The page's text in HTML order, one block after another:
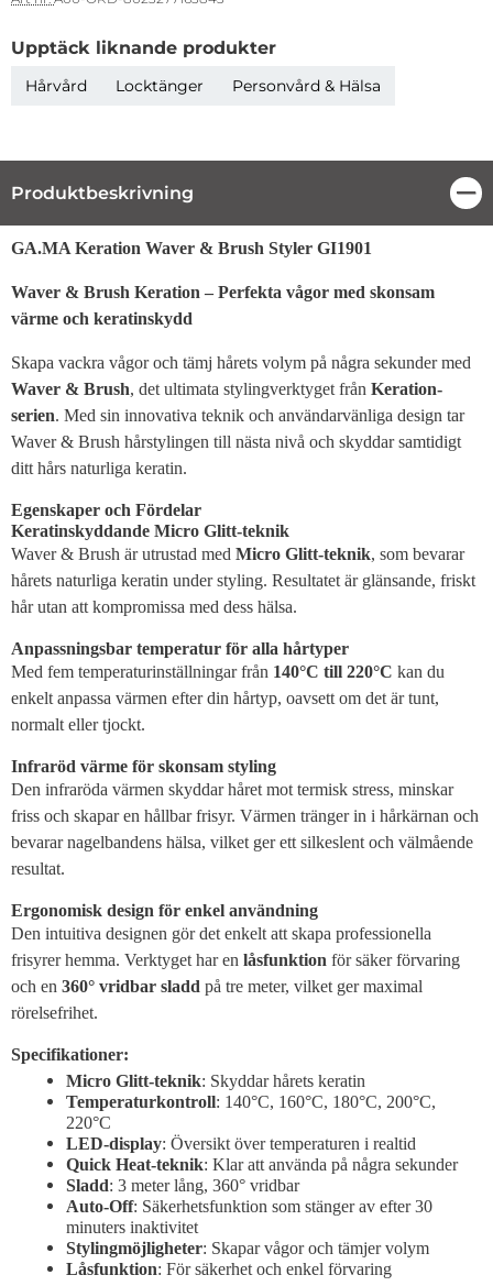
Upptäck liknande produkter
Hårvård Locktänger Personvård & Hälsa
Produktbeskrivning
Produktbeskrivning
GA.MA Keration Waver & Brush Styler GI1901
Waver & Brush Keration – Perfekta vågor med skonsam
värme och keratinskydd
Skapa vackra vågor och tämj hårets volym på några sekunder med
Waver & Brush, det ultimata stylingverktyget från Keration-
serien. Med sin innovativa teknik och användarvänliga design tar
Waver & Brush hårstylingen till nästa nivå och skyddar samtidigt
ditt hårs naturliga keratin.
Egenskaper och Fördelar
Keratinskyddande Micro Glitt-teknik
Waver & Brush är utrustad med Micro Glitt-teknik, som bevarar
hårets naturliga keratin under styling. Resultatet är glänsande, friskt
hår utan att kompromissa med dess hälsa.
Anpassningsbar temperatur för alla hårtyper
Med fem temperaturinställningar från 140°C till 220°C kan du
enkelt anpassa värmen efter din hårtyp, oavsett om det är tunt,
normalt eller tjockt.
Infraröd värme för skonsam styling
Den infraröda värmen skyddar håret mot termisk stress, minskar
friss och skapar en hållbar frisyr. Värmen tränger in i hårkärnan och
bevarar nagelbandens hälsa, vilket ger ett silkeslent och välmående
resultat.
Ergonomisk design för enkel användning
Den intuitiva designen gör det enkelt att skapa professionella
frisyrer hemma. Verktyget har en låsfunktion för säker förvaring
och en 360° vridbar sladd på tre meter, vilket ger maximal
rörelsefrihet.
Specifikationer:
Micro Glitt-teknik: Skyddar hårets keratin
Temperaturkontroll: 140°C, 160°C, 180°C, 200°C,
220°C
LED-display: Översikt över temperaturen i realtid
Quick Heat-teknik: Klar att använda på några sekunder
Sladd: 3 meter lång, 360° vridbar
Auto-Off: Säkerhetsfunktion som stänger av efter 30
minuters inaktivitet
Stylingmöjligheter: Skapar vågor och tämjer volym
Låsfunktion: För säkerhet och enkel förvaring